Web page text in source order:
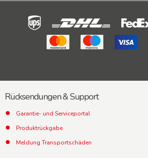
Rücksendungen & Support
Garantie- und Serviceportal
Produktrückgabe
Meldung Transportschäden